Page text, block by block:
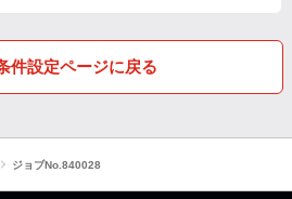
件設定ページに戻る
ジョブNo.840028